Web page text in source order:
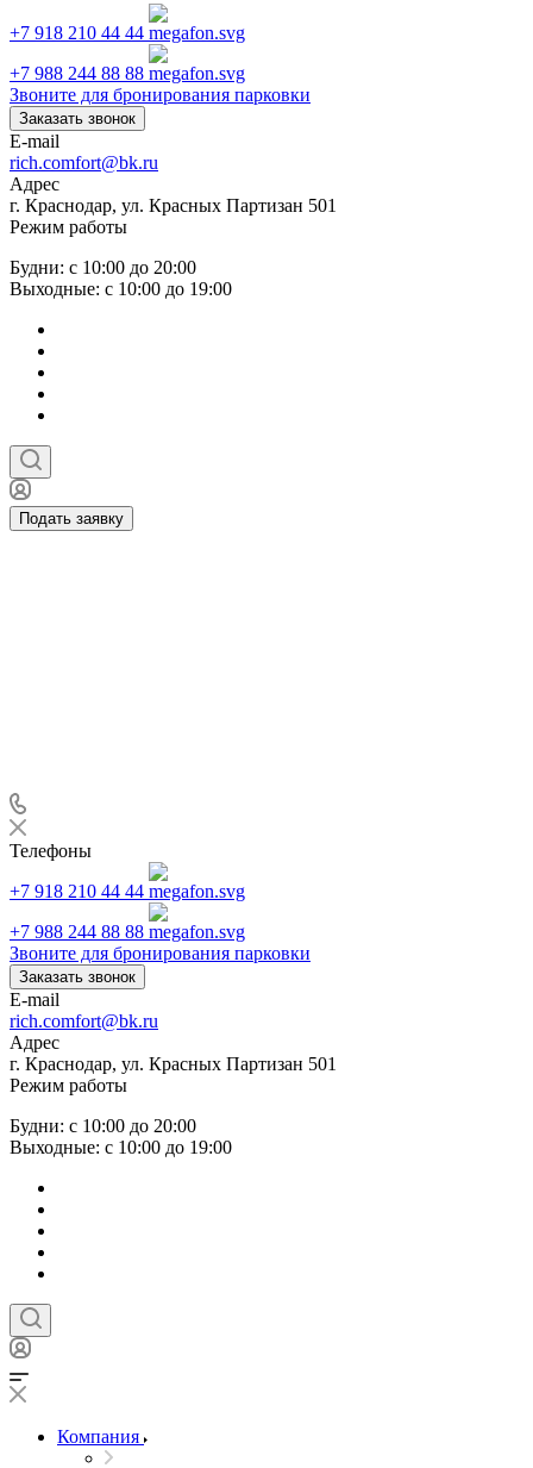
+7 918 210 44 44
+7 988 244 88 88
Звоните для бронирования парковки
Заказать звонок
E-mail
rich.comfort@bk.ru
Адрес
г. Краснодар, ул. Красных Партизан 501
Режим работы
Будни: с 10:00 до 20:00
Выходные: с 10:00 до 19:00
Подать заявку
Телефоны
+7 918 210 44 44
+7 988 244 88 88
Звоните для бронирования парковки
Заказать звонок
E-mail
rich.comfort@bk.ru
Адрес
г. Краснодар, ул. Красных Партизан 501
Режим работы
Будни: с 10:00 до 20:00
Выходные: с 10:00 до 19:00
Компания